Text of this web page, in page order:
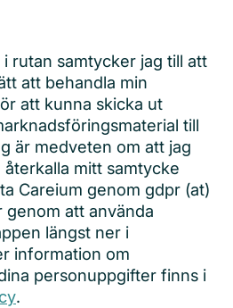
rutan samtycker jag till att
att behandla min
att kunna skicka ut
till
är medveten om att jag
mitt samtycke
Careium genom gdpr (at)
att använda
längst ner i
information om
personuppgifter finns i
.